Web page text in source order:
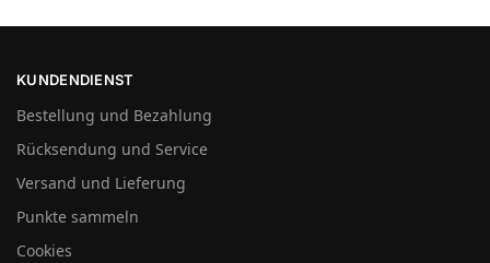
KUNDENDIENST
Bestellung und Bezahlung
Rücksendung und Service
Versand und Lieferung
Punkte sammeln
Cookies